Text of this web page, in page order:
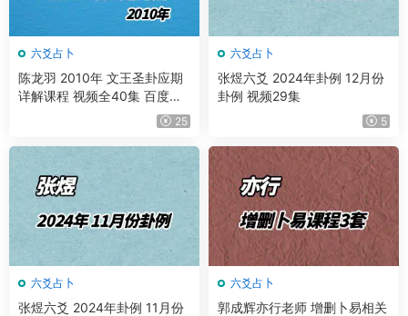
六爻占卜
陈龙羽 2010年 文王圣卦应期
详解课程 视频全40集 百度网
25
六爻占卜
张煜六爻 2024年卦例 12月份
卦例 视频29集
5
六爻占卜
张煜六爻 2024年卦例 11月份
六爻占卜
郭成辉亦行老师 增删卜易相关